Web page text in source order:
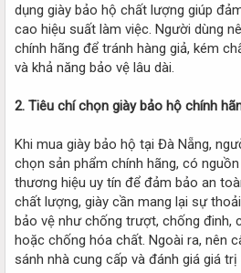
dụng giày bảo hộ chất lượng giúp
cao hiệu suất làm việc. Người dùng
chính hãng để tránh hàng giả, kém
và khả năng bảo vệ lâu dài.
2. Tiêu chí chọn giày bảo hộ chính
Khi mua giày bảo hộ tại Đà Nẵng,
chọn sản phẩm chính hãng, có
thương hiệu uy tín để đảm bảo an
chất lượng, giày cần mang lại sự
bảo vệ như chống trượt, chống đinh,
hoặc chống hóa chất. Ngoài ra, nên
sánh nhà cung cấp và đánh giá giá trị